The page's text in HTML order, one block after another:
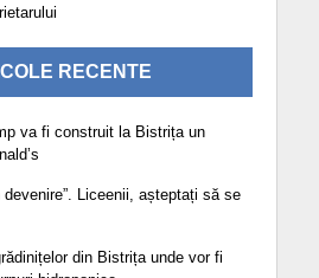
RECENTE
va fi construit la Bistrița un
devenire”. Liceenii, așteptați să se
din Bistrița unde vor fi